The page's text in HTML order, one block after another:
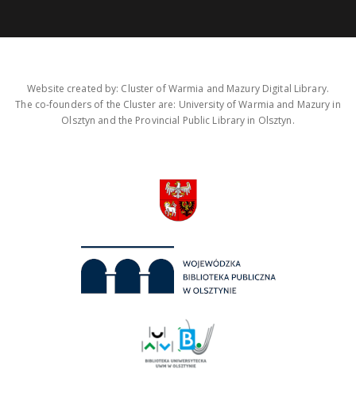
Website created by: Cluster of Warmia and Mazury Digital Library.
The co-founders of the Cluster are: University of Warmia and Mazury in
Olsztyn and the Provincial Public Library in Olsztyn.